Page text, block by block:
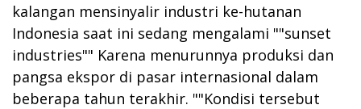
kalangan mensinyalir industri ke-hutanan
Indonesia saat ini sedang mengalami ""sunset
industries"" Karena menurunnya produksi dan
pangsa ekspor di pasar internasional dalam
beberapa tahun terakhir. ""Kondisi tersebut